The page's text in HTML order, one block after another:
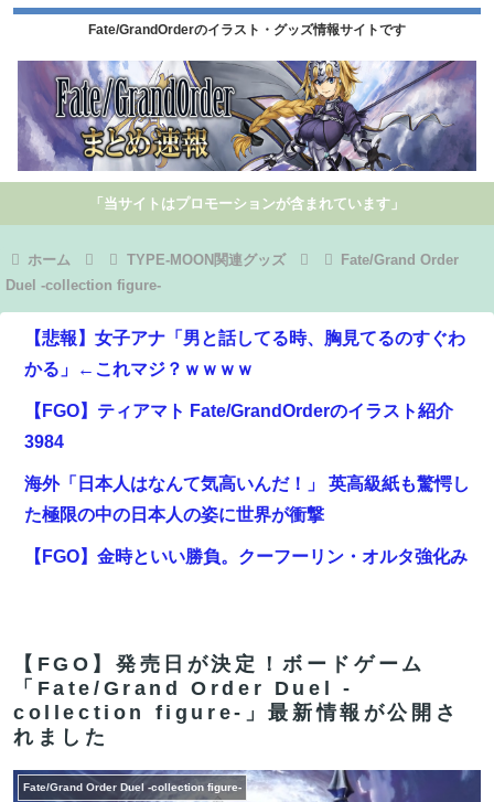
Fate/GrandOrderのイラスト・グッズ情報サイトです
「当サイトはプロモーションが含まれています」
ホーム TYPE-MOON関連グッズ
Fate/Grand Order
Duel -collection figure-
【悲報】女子アナ「男と話してる時、胸見てるのすぐわ
かる」←これマジ？ｗｗｗｗ
【FGO】ティアマト Fate/GrandOrderのイラスト紹介
3984
海外「日本人はなんて気高いんだ！」 英高級紙も驚愕し
た極限の中の日本人の姿に世界が衝撃
【FGO】金時といい勝負。クーフーリン・オルタ強化み
侵攻なかった」 湯崎前県知事「核抑止はフィクション」
【FGO】再臨状態でバフ受けれる受けれないが困る
パさん「平和を願う式典なのに防弾ガラスと防弾バッグ
SPで囲まれた壇上でスピーチする人が総理大臣」
【FGO】発売日が決定！ボードゲーム
「Fate/Grand Order Duel -
collection figure-」最新情報が公開さ
れました
Fate/Grand Order Duel -collection figure-